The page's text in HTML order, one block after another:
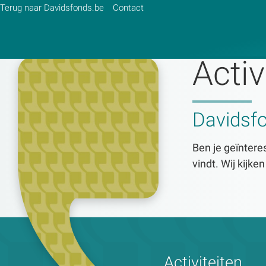
Terug naar Davidsfonds.be Contact
Ben je
vindt. Wij
Zoeken